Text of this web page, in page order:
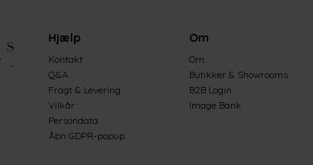
Hjælp
Kontakt
Q&A
Fragt & Levering
Vilkår
Persondata
Åbn GDPR-popup
Om
Om
Butikker & Showrooms
B2B Login
Image Bank